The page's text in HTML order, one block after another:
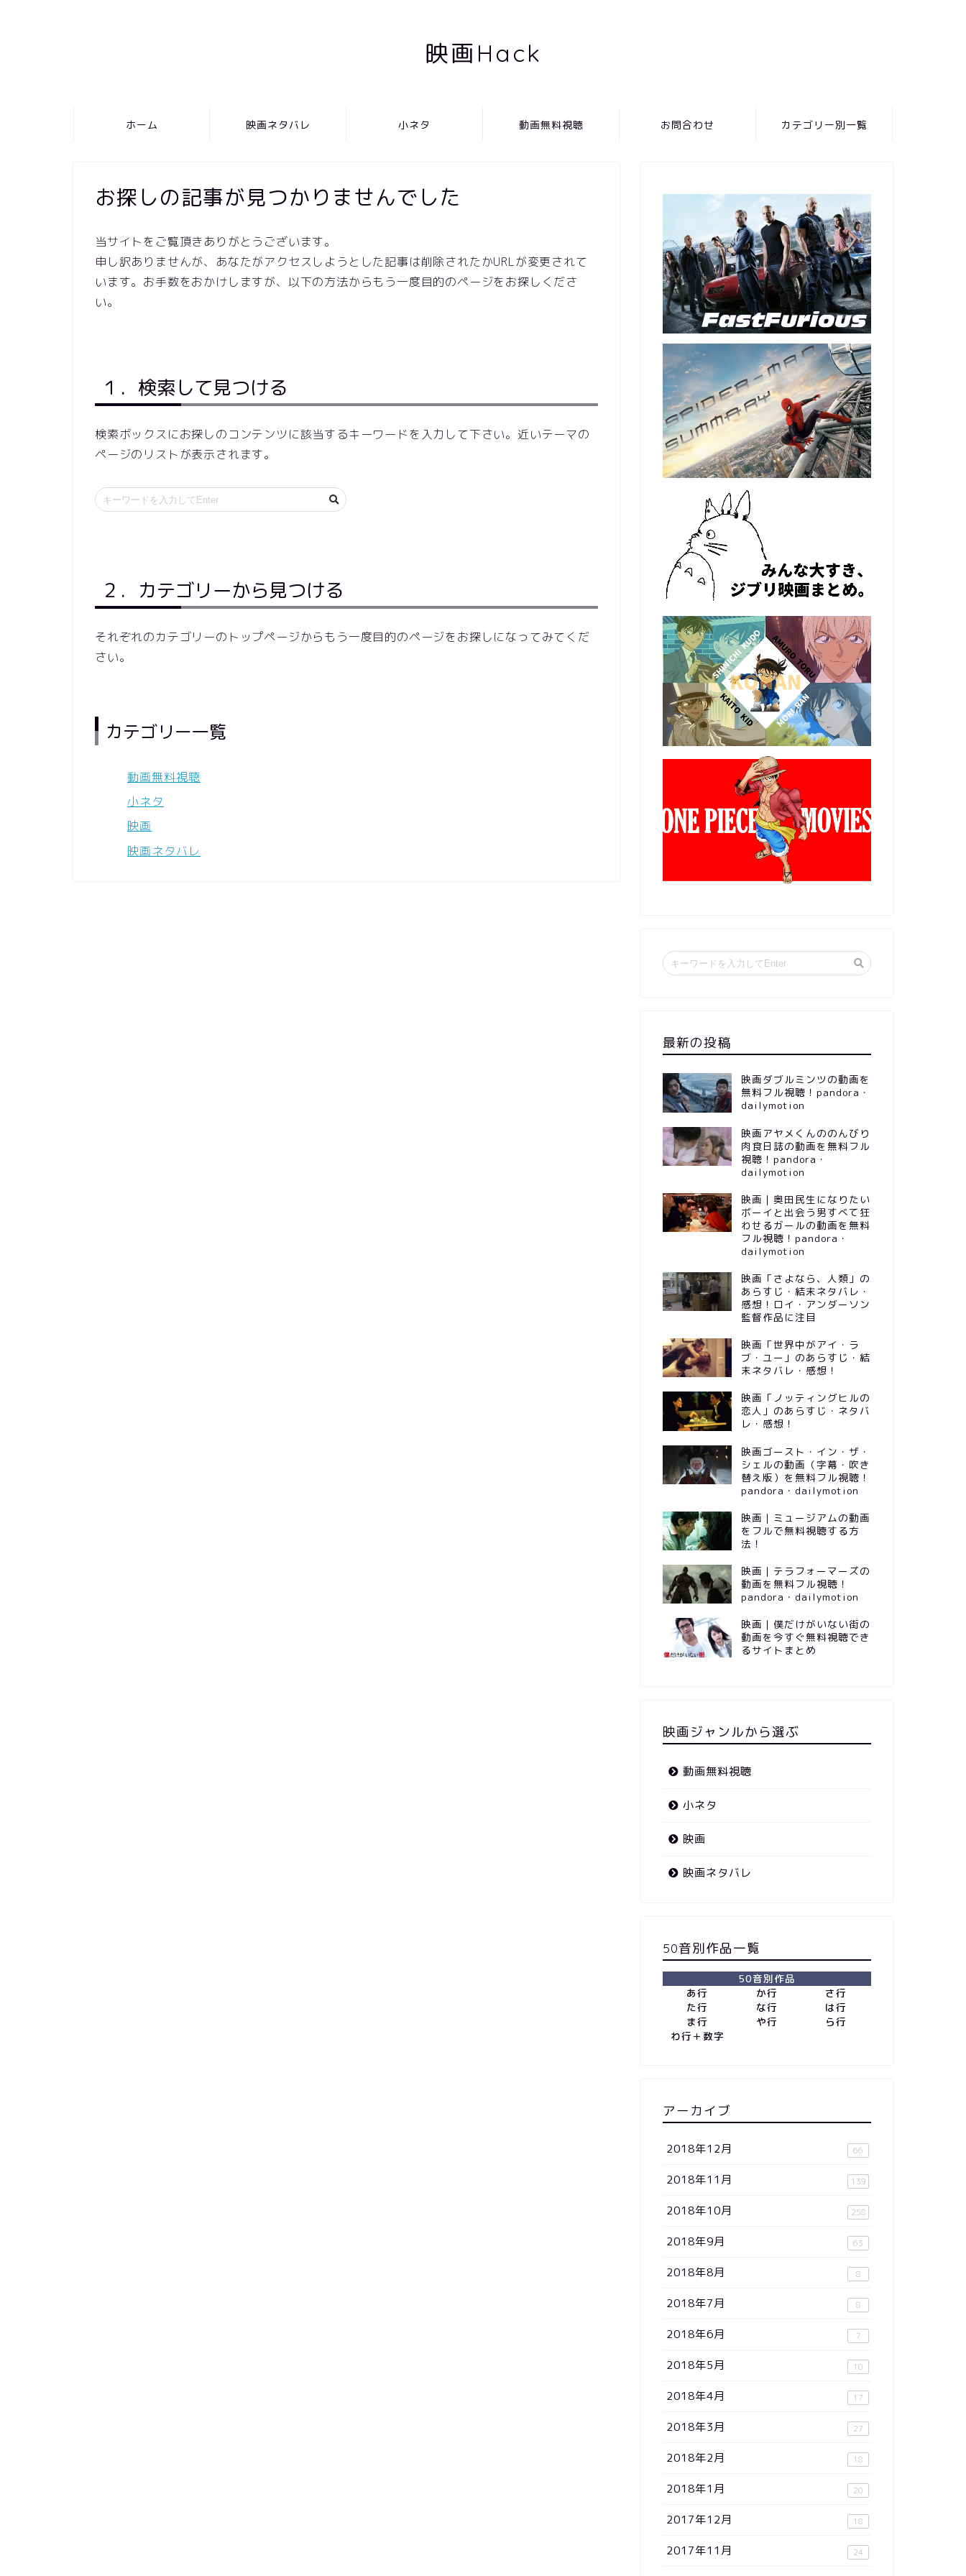
映画Hack
ホーム 映画ネタバレ 小ネタ 動画無料視聴 お問合わせ カテゴリー別一覧
お探しの記事が見つかりませんでした
当サイトをご覧頂きありがとうございます。
申し訳ありませんが、あなたがアクセスしようとした記事は削除されたかURLが変更されて
います。お手数をおかけしますが、以下の方法からもう一度目的のページをお探しくださ
い。
１．検索して見つける
検索ボックスにお探しのコンテンツに該当するキーワードを入力して下さい。近いテーマの
ページのリストが表示されます。
２．カテゴリーから見つける
それぞれのカテゴリーのトップページからもう一度目的のページをお探しになってみてくだ
さい。
カテゴリー一覧
動画無料視聴
小ネタ
映画
映画ネタバレ
最新の投稿
映画ダブルミンツの動画を
無料フル視聴！pandora・
dailymotion
映画アヤメくんののんびり
肉食日誌の動画を無料フル
視聴！pandora・
dailymotion
映画｜奥田民生になりたい
ボーイと出会う男すべて狂
わせるガールの動画を無料
フル視聴！pandora・
dailymotion
映画「さよなら、人類」の
あらすじ・結末ネタバレ・
感想！ロイ・アンダーソン
監督作品に注目
映画「世界中がアイ・ラ
ブ・ユー」のあらすじ・結
末ネタバレ・感想！
映画「ノッティングヒルの
恋人」のあらすじ・ネタバ
レ・感想！
映画ゴースト・イン・ザ・
シェルの動画（字幕・吹き
替え版）を無料フル視聴！
pandora・dailymotion
映画｜ミュージアムの動画
をフルで無料視聴する方
法！
映画｜テラフォーマーズの
動画を無料フル視聴！
pandora・dailymotion
映画｜僕だけがいない街の
動画を今すぐ無料視聴でき
るサイトまとめ
映画ジャンルから選ぶ
動画無料視聴
小ネタ
映画
映画ネタバレ
50音別作品一覧
50音別作品
あ行
か行
さ行
た行
な行
は行
ま行
や行
ら行
わ行＋数字
アーカイブ
2018年12月 66
2018年11月 139
2018年10月 258
2018年9月 63
2018年8月 8
2018年7月 8
2018年6月 7
2018年5月 10
2018年4月 17
2018年3月 27
2018年2月 18
2018年1月 20
2017年12月 18
2017年11月 24